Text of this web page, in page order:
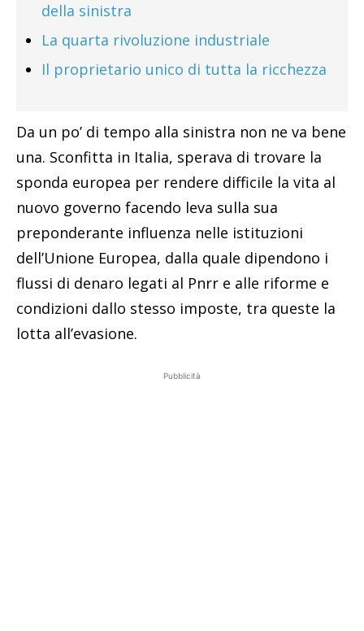
della sinistra
La quarta rivoluzione industriale
Il proprietario unico di tutta la ricchezza
Da un po’ di tempo alla sinistra non ne va bene
una. Sconfitta in Italia, sperava di trovare la
sponda europea per rendere difficile la vita al
nuovo governo facendo leva sulla sua
preponderante influenza nelle istituzioni
dell’Unione Europea, dalla quale dipendono i
flussi di denaro legati al Pnrr e alle riforme e
condizioni dallo stesso imposte, tra queste la
lotta all’evasione.
Pubblicità